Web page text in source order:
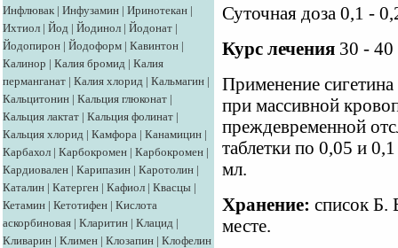
Инфлювак | Инфузамин | Иринотекан |
Ихтиол | Йод | Йодинол | Йодонат |
Йодопирон | Йодоформ | Кавинтон |
Калинор | Калия бромид | Калия
перманганат | Калия хлорид | Кальмагин |
Кальцитонин | Кальция глюконат |
Кальция лактат | Кальция фолинат |
Кальция хлорид | Камфора | Канамицин |
Карбахол | Карбокромен | Карбокромен |
Кардиовален | Карипазин | Каротолин |
Каталин | Катерген | Кафиол | Квасцы |
Кетамин | Кетотифен | Кислота
аскорбиновая | Кларитин | Клацид |
Кливарин | Климен | Клозапин | Клофелин
Суточная доза 0,1 -
Курс лечения 30 - 40
Применение
при массивной
преждевременной
таблетки по 0,05 и
мл.
Хранение: список Б.
месте.